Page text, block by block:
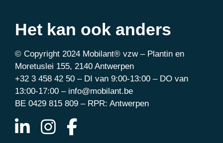
Het kan ook anders
© Copyright 2024 Mobilant® vzw – Plantin en
Moretuslei 155, 2140 Antwerpen
+32 3 458 42 50 – DI van 9:00-13:00 – DO van
13:00-17:00 – info@mobilant.be
BE 0429 815 809 – RPR: Antwerpen